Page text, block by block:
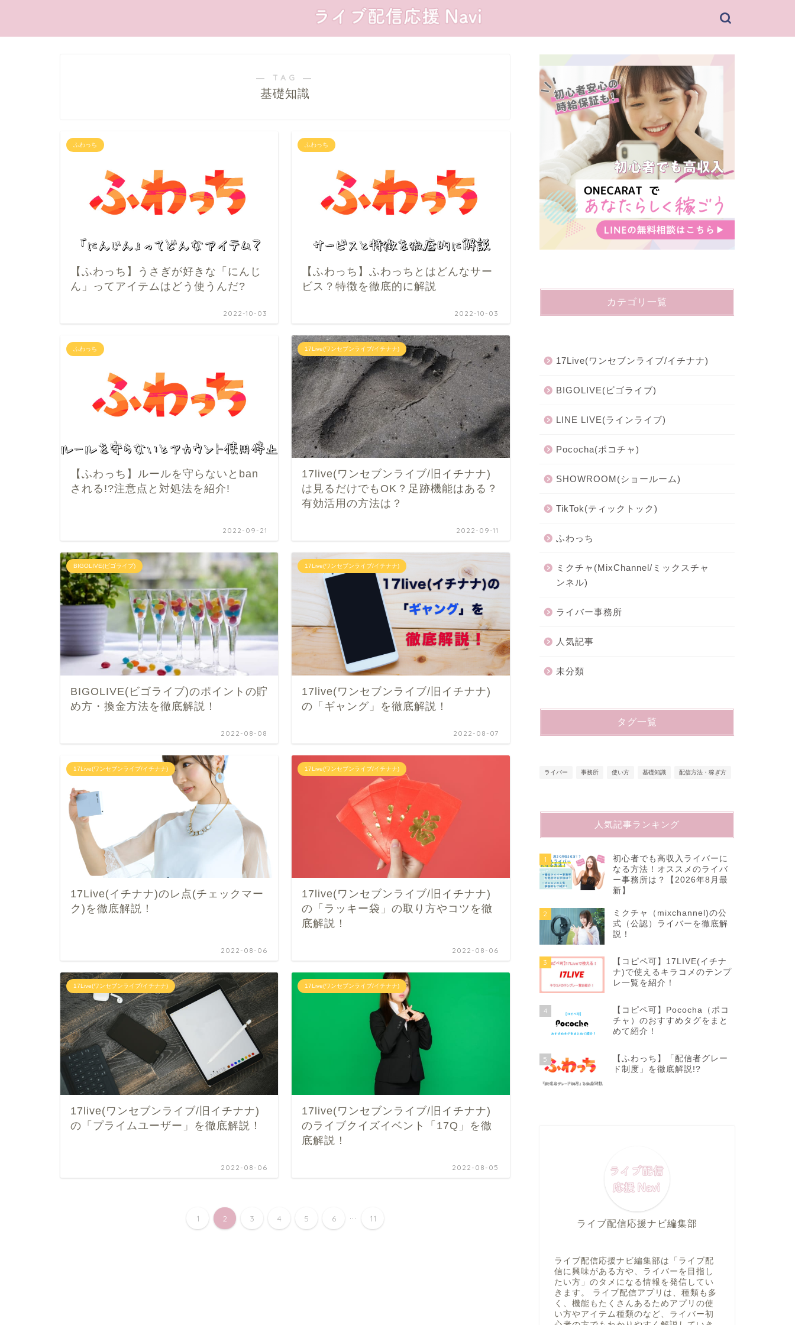
― TAG ―
基礎知識
ふわっち
【ふわっち】うさぎが好きな「にんじ
ん」ってアイテムはどう使うんだ?
2022-10-03
ふわっち
【ふわっち】ふわっちとはどんなサー
ビス？特徴を徹底的に解説
2022-10-03
ふわっち
【ふわっち】ルールを守らないとban
される!?注意点と対処法を紹介!
2022-09-21
17Live(ワンセブンライブ/イチナナ)
17live(ワンセブンライブ/旧イチナナ)
は見るだけでもOK？足跡機能はある？
有効活用の方法は？
2022-09-11
BIGOLIVE(ビゴライブ)
BIGOLIVE(ビゴライブ)のポイントの貯
め方・換金方法を徹底解説！
2022-08-08
17Live(ワンセブンライブ/イチナナ)
17live(ワンセブンライブ/旧イチナナ)
の「ギャング」を徹底解説！
2022-08-07
17Live(ワンセブンライブ/イチナナ)
17Live(イチナナ)のレ点(チェックマー
ク)を徹底解説！
2022-08-06
17Live(ワンセブンライブ/イチナナ)
17live(ワンセブンライブ/旧イチナナ)
の「ラッキー袋」の取り方やコツを徹
底解説！
2022-08-06
17Live(ワンセブンライブ/イチナナ)
17live(ワンセブンライブ/旧イチナナ)
の「プライムユーザー」を徹底解説！
2022-08-06
17Live(ワンセブンライブ/イチナナ)
17live(ワンセブンライブ/旧イチナナ)
のライブクイズイベント「17Q」を徹
底解説！
2022-08-05
1 2 3 4 5 6 ... 11
カテゴリ一覧
17Live(ワンセブンライブ/イチナナ)
BIGOLIVE(ビゴライブ)
LINE LIVE(ラインライブ)
Pococha(ポコチャ)
SHOWROOM(ショールーム)
TikTok(ティックトック)
ふわっち
ミクチャ(MixChannel/ミックスチャ
ンネル)
ライバー事務所
人気記事
未分類
タグ一覧
ライバー 事務所 使い方 基礎知識 配信方法・稼ぎ方
人気記事ランキング
1
初心者でも高収入ライバーに
なる方法！オススメのライバ
ー事務所は？【2026年8月最
新】
2
ミクチャ（mixchannel)の公
式（公認）ライバーを徹底解
説！
3
【コピペ可】17LIVE(イチナ
ナ)で使えるキラコメのテンプ
レ一覧を紹介！
4
【コピペ可】Pococha（ポコ
チャ）のおすすめタグをまと
めて紹介！
5
【ふわっち】「配信者グレー
ド制度」を徹底解説!?
ライブ配信応援ナビ編集部
ライブ配信応援ナビ編集部は「ライブ配
信に興味がある方や、ライバーを目指し
たい方」のタメになる情報を発信してい
きます。 ライブ配信アプリは、種類も多
く、機能もたくさんあるためアプリの使
い方やアイテム種類のなど、ライバー初